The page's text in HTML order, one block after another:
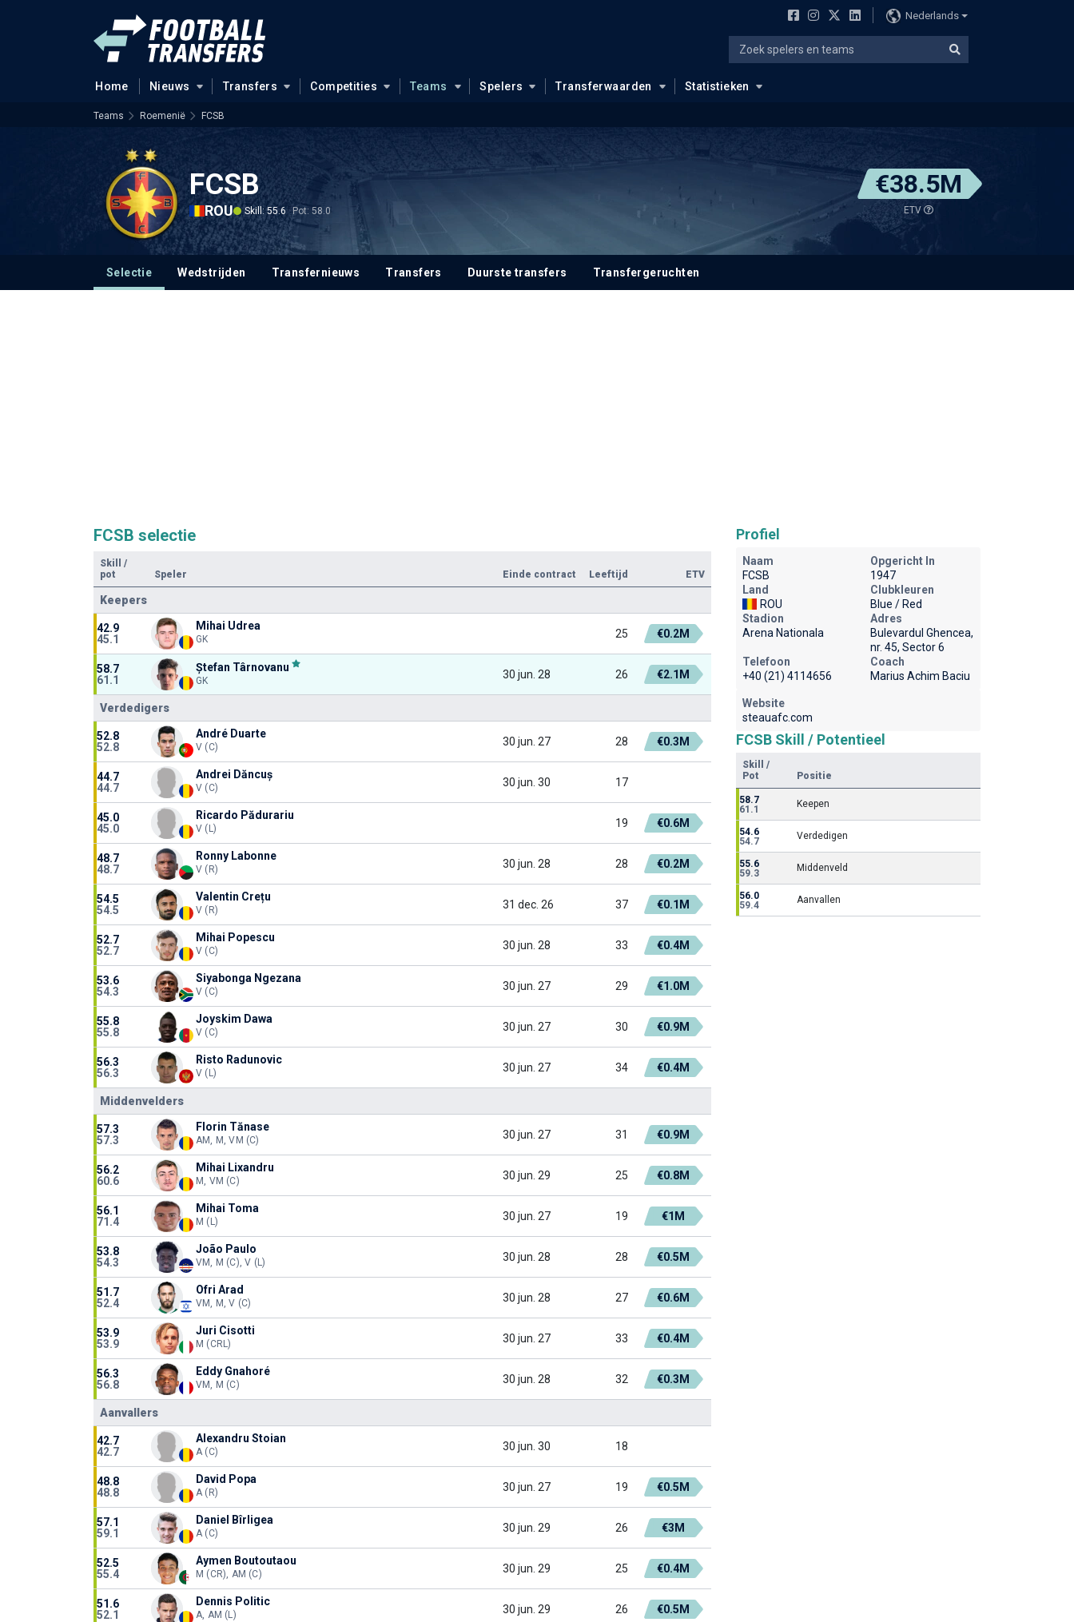
Nederlands
Home Nieuws Transfers Competities Teams Spelers Transferwaarden Statistieken
Teams Roemenië FCSB
FCSB
ROU Skill: 55.6 Pot: 58.0
€38.5M
ETV
Selectie Wedstrijden Transfernieuws Transfers Duurste transfers Transfergeruchten
FCSB selectie
Skill
/
pot
Speler Einde contract Leeftijd ETV
Keepers
42.9
45.1
Mihai Udrea
GK 25 €0.2M
58.7
61.1
Ștefan Târnovanu
GK 30 jun. 28 26 €2.1M
Verdedigers
52.8
52.8
André Duarte
V (C) 30 jun. 27 28 €0.3M
44.7
44.7
Andrei Dăncuș
V (C) 30 jun. 30 17
45.0
45.0
Ricardo Pădurariu
V (L) 19 €0.6M
48.7
48.7
Ronny Labonne
V (R) 30 jun. 28 28 €0.2M
54.5
54.5
Valentin Crețu
V (R) 31 dec. 26 37 €0.1M
52.7
52.7
Mihai Popescu
V (C) 30 jun. 28 33 €0.4M
53.6
54.3
Siyabonga Ngezana
V (C) 30 jun. 27 29 €1.0M
55.8
55.8
Joyskim Dawa
V (C) 30 jun. 27 30 €0.9M
56.3
56.3
Risto Radunovic
V (L) 30 jun. 27 34 €0.4M
Middenvelders
57.3
57.3
Florin Tănase
AM, M, VM (C) 30 jun. 27 31 €0.9M
56.2
60.6
Mihai Lixandru
M, VM (C) 30 jun. 29 25 €0.8M
56.1
71.4
Mihai Toma
M (L) 30 jun. 27 19 €1M
53.8
54.3
João Paulo
VM, M (C), V (L) 30 jun. 28 28 €0.5M
51.7
52.4
Ofri Arad
VM, M, V (C) 30 jun. 28 27 €0.6M
53.9
53.9
Juri Cisotti
M (CRL) 30 jun. 27 33 €0.4M
56.3
56.8
Eddy Gnahoré
VM, M (C) 30 jun. 28 32 €0.3M
Aanvallers
42.7
42.7
Alexandru Stoian
A (C) 30 jun. 30 18
48.8
48.8
David Popa
A (R) 30 jun. 27 19 €0.5M
57.1
59.1
Daniel Bîrligea
A (C) 30 jun. 29 26 €3M
52.5
55.4
Aymen Boutoutaou
M (CR), AM (C) 30 jun. 29 25 €0.4M
51.6
52.1
Dennis Politic
A, AM (L) 30 jun. 29 26 €0.5M
Profiel
Naam
FCSB
Opgericht In
1947
Land
ROU
Clubkleuren
Blue / Red
Stadion
Arena Nationala
Adres
Bulevardul Ghencea,
nr. 45, Sector 6
Telefoon
+40 (21) 4114656
Coach
Marius Achim Baciu
Website
steauafc.com
FCSB Skill / Potentieel
Skill /
Pot
Positie
58.7
61.1
Keepen
54.6
54.7
Verdedigen
55.6
59.3
Middenveld
56.0
59.4
Aanvallen